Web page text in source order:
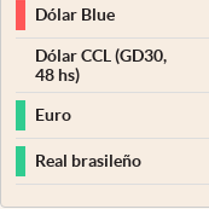
Dólar Blue
Dólar CCL (GD30,
48 hs)
Euro
Real brasileño